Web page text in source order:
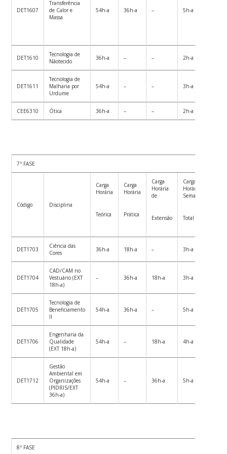
DET1607
Transferência
de Calor e
Massa
54h-a 36h-a – 5h-a
DET1610
Tecnologia de
Nãotecido
36h-a – – 2h-a
DET1611
Tecnologia de
Malharia por
Urdume
54h-a – – 3h-a
CEE6310 Ótica 36h-a – – 2h-a
7ª FASE
Código Disciplina
Carga
Horária
Teórica
Carga
Horária
Prática
Carga
Horária
de
Extensão
Carga
Horária
Semanal
Total
DET1703
Ciência das
Cores
36h-a 18h-a – 3h-a
DET1704
CAD/CAM no
Vestuário (EXT
18h-a)
– 36h-a 18h-a 3h-a
DET1705
Tecnologia de
Beneficiamento
II
54h-a 36h-a – 5h-a
DET1706
Engenharia da
Qualidade
(EXT 18h-a)
54h-a – 18h-a 4h-a
DET1712
Gestão
Ambiental em
Organizações
(PIDRIS/EXT
36h-a)
54h-a – 36h-a 5h-a
8ª FASE